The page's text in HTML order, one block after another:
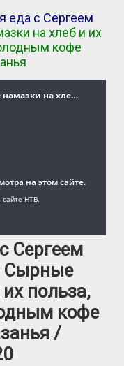
еда с Сергеем
на хлеб и их
кофе
Сергеем
Сырные
польза,
кофе
/